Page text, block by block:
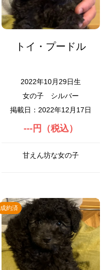
トイ・プードル
2022年10月29日生
女の子
シルバー
掲載日：2022年12月17日
---円（税込）
甘えん坊な女の子
成約済